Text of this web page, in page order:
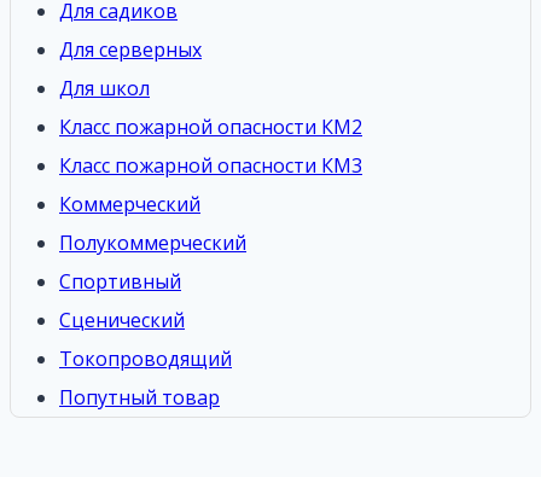
Для садиков
Для серверных
Для школ
Класс пожарной опасности КМ2
Класс пожарной опасности КМ3
Коммерческий
Полукоммерческий
Спортивный
Сценический
Токопроводящий
Попутный товар